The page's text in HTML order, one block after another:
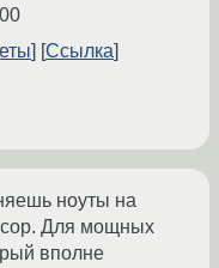
Ссылка
ноуты на
Для мощных
вполне